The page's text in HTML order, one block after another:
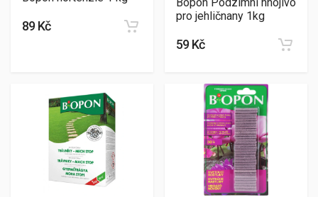
89 Kč
pro jehličnany 1kg
59 Kč